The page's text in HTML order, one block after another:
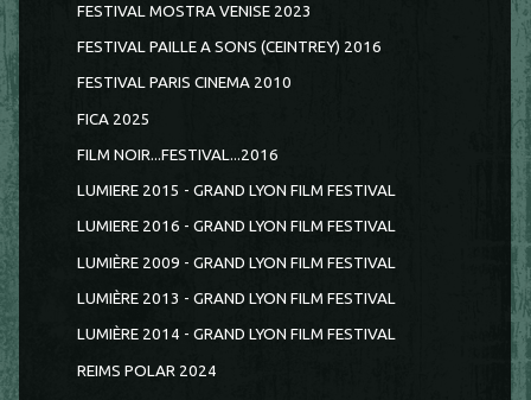
FESTIVAL MOSTRA VENISE 2023
FESTIVAL PAILLE A SONS (CEINTREY) 2016
FESTIVAL PARIS CINEMA 2010
FICA 2025
FILM NOIR...FESTIVAL...2016
LUMIERE 2015 - GRAND LYON FILM FESTIVAL
LUMIERE 2016 - GRAND LYON FILM FESTIVAL
LUMIÈRE 2009 - GRAND LYON FILM FESTIVAL
LUMIÈRE 2013 - GRAND LYON FILM FESTIVAL
LUMIÈRE 2014 - GRAND LYON FILM FESTIVAL
REIMS POLAR 2024